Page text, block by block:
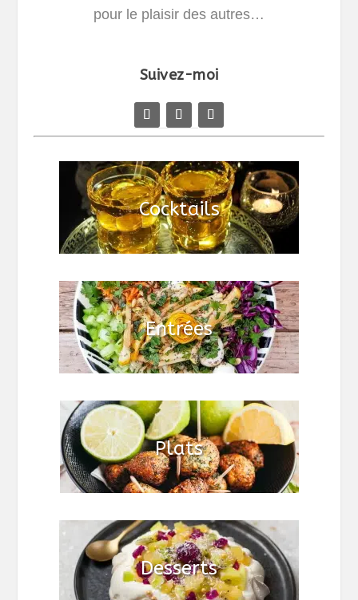
pour le plaisir des autres…
Suivez-moi